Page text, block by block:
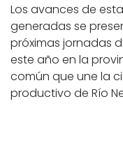
Los avances de
generadas se
próximas jornadas
este año en la
común que une la
productivo de Río